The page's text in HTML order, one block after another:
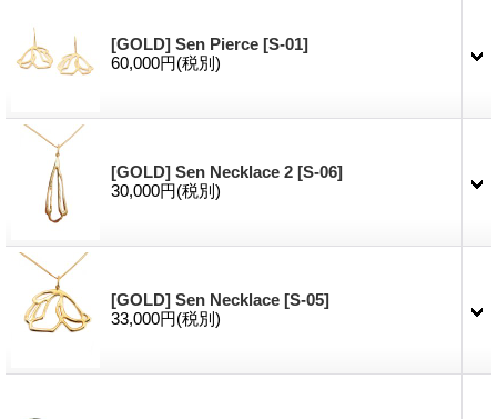
[GOLD] Sen Pierce [S-01]
60,000円(税別)
[GOLD] Sen Necklace 2 [S-06]
30,000円(税別)
[GOLD] Sen Necklace [S-05]
33,000円(税別)